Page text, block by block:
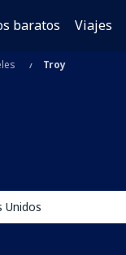
baratos Viajes
Troy